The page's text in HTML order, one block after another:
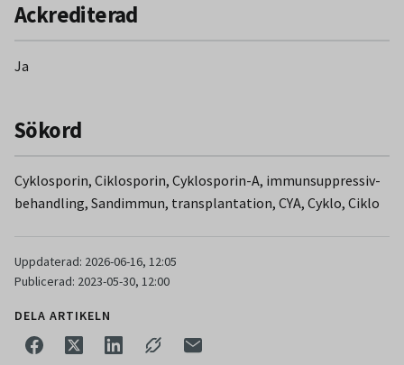
Ackrediterad
Ja
Sökord
Cyklosporin, Ciklosporin, Cyklosporin-A, immunsuppressiv-
behandling, Sandimmun, transplantation, CYA, Cyklo, Ciklo
Uppdaterad: 2026-06-16, 12:05
Publicerad: 2023-05-30, 12:00
DELA ARTIKELN